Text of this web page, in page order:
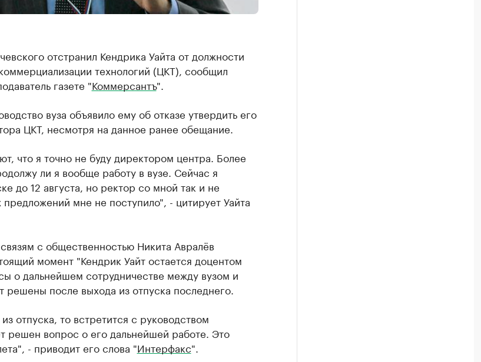
отстранил Кендрика Уайта от должности
технологий (ЦКТ), сообщил
газете "Коммерсантъ".
вуза объявило ему об отказе утвердить его
ЦКТ, несмотря на данное ранее обещание.
что я точно не буду директором центра. Более
ли я вообще работу в вузе. Сейчас я
до 12 августа, но ректор со мной так и не
предложений мне не поступило", - цитирует Уайта
с общественностью Никита Авралёв
момент "Кендрик Уайт остается доцентом
о дальнейшем сотрудничестве между вузом и
решены после выхода из отпуска последнего.
отпуска, то встретится с руководством
решен вопрос о его дальнейшей работе. Это
- приводит его слова "Интерфакс".